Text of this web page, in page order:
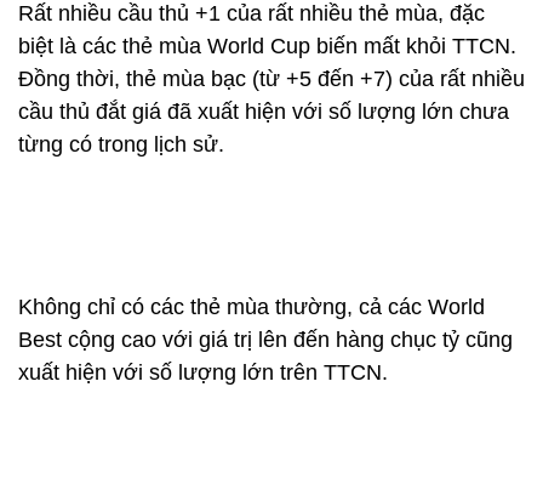
Rất nhiều cầu thủ +1 của rất nhiều thẻ mùa, đặc
biệt là các thẻ mùa World Cup biến mất khỏi TTCN.
Đồng thời, thẻ mùa bạc (từ +5 đến +7) của rất nhiều
cầu thủ đắt giá đã xuất hiện với số lượng lớn chưa
từng có trong lịch sử.
Không chỉ có các thẻ mùa thường, cả các World
Best cộng cao với giá trị lên đến hàng chục tỷ cũng
xuất hiện với số lượng lớn trên TTCN.